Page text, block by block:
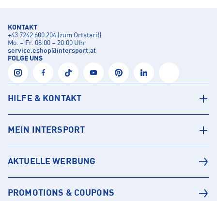
KONTAKT
+43 7242 600 204 (zum Ortstarif)
Mo. – Fr. 08:00 – 20:00 Uhr
service.eshop@intersport.at
FOLGE UNS
HILFE & KONTAKT
MEIN INTERSPORT
AKTUELLE WERBUNG
PROMOTIONS & COUPONS